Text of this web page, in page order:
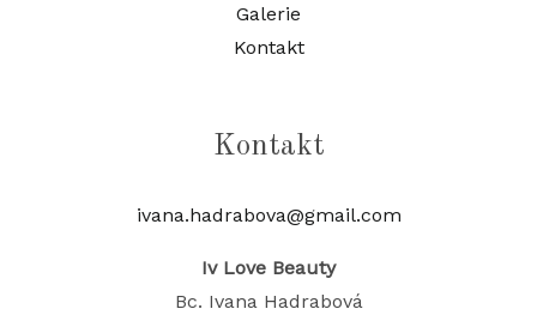
Galerie
Kontakt
Kontakt
ivana.hadrabova@gmail.com
Iv Love Beauty
Bc. Ivana Hadrabová